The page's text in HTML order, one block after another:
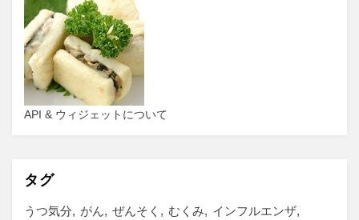
API & ウィジェットについて
タグ
うつ気分 がん ぜんそく むくみ
インフルエンザ